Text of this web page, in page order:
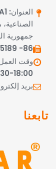
جمهورية
86- 13928225189
وقت
18:00
بريد
تابعنا